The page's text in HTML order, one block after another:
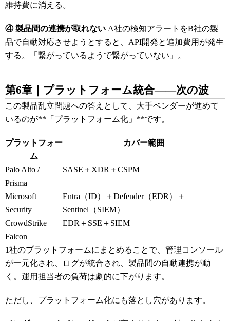
維持費に消える。
④ 製品間の連携が取れない A社の検知アラートをB社の製
品で自動対応させようとすると、API開発と追加費用が発生
する。「繋がっているようで繋がっていない」。
第6章｜プラットフォーム統合――次の波
この製品乱立問題への答えとして、大手ベンダーが進めて
いるのが**「プラットフォーム化」**です。
プラットフォー
ム
カバー範囲
Palo Alto /
Prisma
SASE＋XDR＋CSPM
Microsoft
Security
Entra（ID）＋Defender（EDR）＋
Sentinel（SIEM）
CrowdStrike
Falcon
EDR＋SSE＋SIEM
1社のプラットフォームにまとめることで、管理コンソール
が一元化され、ログが統合され、製品間の自動連携が動
く。運用担当者の負荷は劇的に下がります。
ただし、プラットフォーム化にも落とし穴があります。